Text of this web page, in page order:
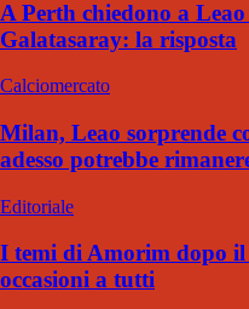
A Perth chiedono a
Galatasaray: la risposta
Calciomercato
Milan, Leao sorprende
adesso potrebbe
Editoriale
I temi di Amorim dopo
occasioni a tutti